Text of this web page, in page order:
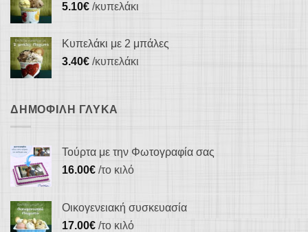
5.10€ /κυπελάκι
Κυπελάκι με 2 μπάλες
3.40€ /κυπελάκι
ΔΗΜΟΦΙΛΉ ΓΛΥΚΆ
Τούρτα με την Φωτογραφία σας
16.00€ /το κιλό
Οικογενειακή συσκευασία
17.00€ /το κιλό